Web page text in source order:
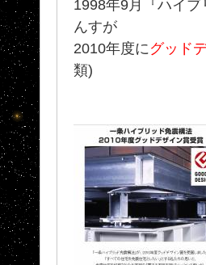
1998年9月『ハイ
んすが
2010年度にグッド
類)